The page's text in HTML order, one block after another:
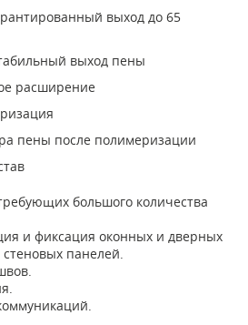
выход до 65
выход пены
расширение
пены после полимеризации
большого количества
и фиксация оконных и дверных
панелей.